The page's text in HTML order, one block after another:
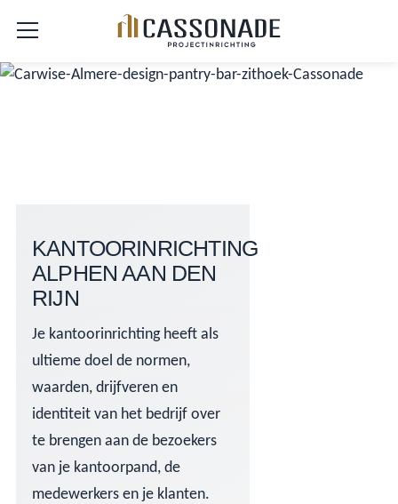
KANTOORINRICHTING
ALPHEN AAN DEN
RIJN
Je kantoorinrichting heeft als
ultieme doel de normen,
waarden, drijfveren en
identiteit van het bedrijf over
te brengen aan de bezoekers
van je kantoorpand, de
medewerkers en je klanten.